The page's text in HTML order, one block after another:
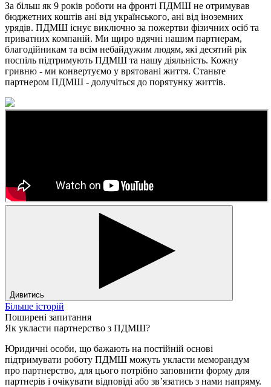
За більш як 9 років роботи на фронті ПДМШ не отримував
бюджетних коштів ані від українського, ані від іноземних
урядів. ПДМШ існує виключно за пожертви фізичних осіб та
приватних компаній. Ми щиро вдячні нашим партнерам,
благодійникам та всім небайдужим людям, які десятий рік
поспіль підтримують ПДМШ та нашу діяльність. Кожну
гривню - ми конвертуємо у врятовані життя. Станьте
партнером ПДМШ - долучіться до порятунку життів.
Дивитись
Більше історій
Поширені запитання
Як укласти партнерство з ПДМШ?
Юридичні особи, що бажають на постійній основі
підтримувати роботу ПДМШ можуть укласти меморандум
про партнерство, для цього потрібно заповнити форму для
партнерів і очікувати відповіді або звʼязатись з нами напряму.